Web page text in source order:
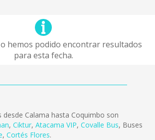
hemos podido encontrar resultados
para esta fecha.
desde Calama hasta Coquimbo son
, Ciktur, Atacama VIP, Covalle Bus, Buses
, Cortés Flores.